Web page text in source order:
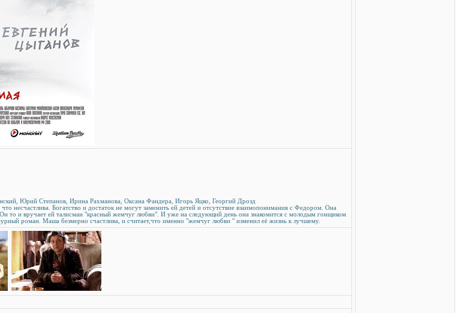
Юрий Степанов, Ирина Рахманова, Оксана Фандера, Игорь Яцко, Георгий Дрозд
несчастлива. Богатство и достаток не могут заменить ей детей и отсутствие взаимопонимания с Федором. Она
то и вручает ей талисман "красный жемчуг любви". И уже на следующий день она знакомится с молодым гонщиком
роман. Маша безмерно счастлива, и считает,что именно "жемчуг любви " изменил её жизнь к лучшему.